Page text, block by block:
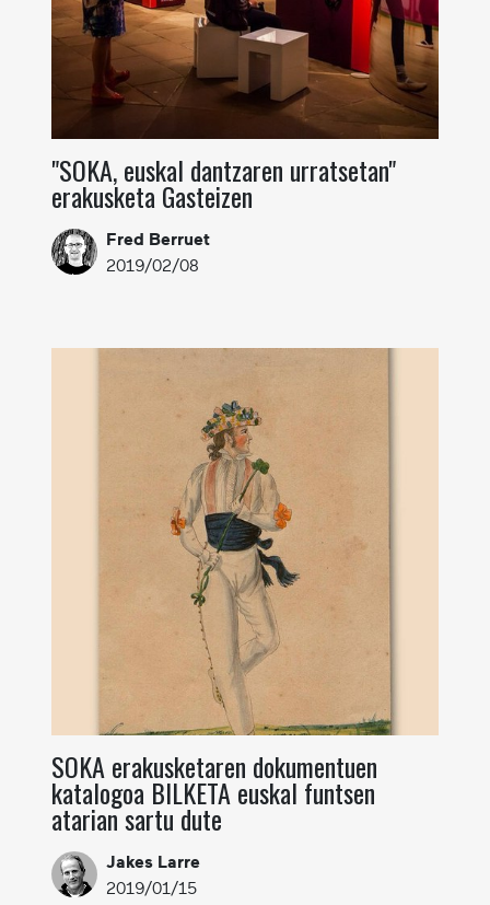
"SOKA, euskal dantzaren urratsetan"
erakusketa Gasteizen
Fred Berruet
2019/02/08
SOKA erakusketaren dokumentuen
katalogoa BILKETA euskal funtsen
atarian sartu dute
Jakes Larre
2019/01/15